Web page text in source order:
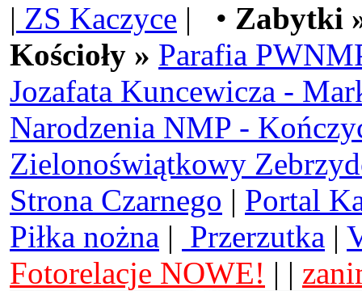
| ZS Kaczyce | • Zabytki
Kościoły » Parafia
Jozafata Kuncewicza -
Narodzenia NMP -
Zielonoświątkowy
Strona Czarnego | Portal
Piłka nożna | Przerzutka |
Fotorelacje NOWE! | |